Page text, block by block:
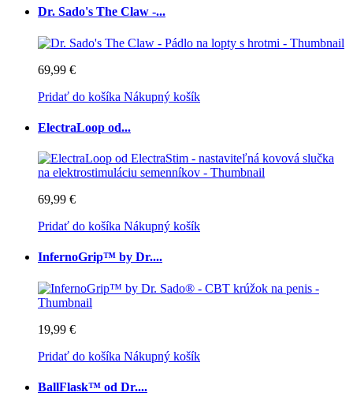
Dr. Sado's The Claw -...
69,99 €
Pridať do košíka Nákupný košík
ElectraLoop od...
69,99 €
Pridať do košíka Nákupný košík
InfernoGrip™ by Dr....
19,99 €
Pridať do košíka Nákupný košík
BallFlask™ od Dr....